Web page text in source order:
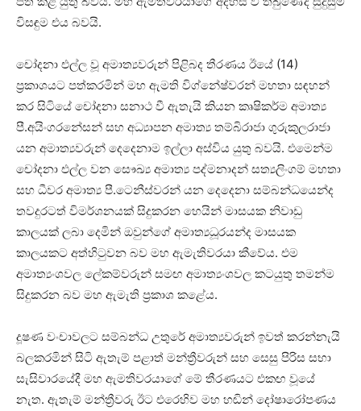
විසඳුම එය බවයි.
චෝදනා එල්ල වූ අමාත්‍යවරුන් පිළිබද තීරණය ඊයේ (14)
ප්‍රකාශයට පත්කරමින් මහ ඇමති විග්නේෂ්වරන් මහතා සඳහන්
කර සිටියේ චෝදනා සනාථ වී ඇතැයි කියන කෘෂිකර්ම අමාත්‍ය
පී.අයිංගරනේසන් සහ අධ්‍යාපන අමාත්‍ය තම්බිරාජා ගුරුකුලරාජා
යන අමාත්‍යවරුන් දෙදෙනාම ඉල්ලා අස්විය යුතු බවයි. එමෙන්ම
චෝදනා එල්ල වන සෞඛ්‍ය අමාත්‍ය පද්මනාදන් සත්‍යලිංගම් මහතා
සහ ධීවර අමාත්‍ය පී.ටෙනීස්වරන් යන දෙදෙනා සම්බන්ධයෙන්ද
තවදුරටත් විමර්ශනයක් සිදුකරන හෙයින් මාසයක නිවාඩු
කාලයක් ලබා දෙමින් ඔවුන්ගේ අමාත්‍යධූරයන්ද මාසයක
කාලයකට අත්හිටුවන බව මහ ඇමැතිවරයා කීවේය. එම
අමාත්‍යංශවල ලේකම්වරුන් සමඟ අමාත්‍යංශවල කටයුතු තමන්ම
සිදුකරන බව මහ ඇමැති ප්‍රකාශ කළේය.
දූෂණ වංචාවලට සම්බන්ධ උතුරේ අමාත්‍යවරුන් ඉවත් කරන්නැයි
බලකරමින් සිටි ඇතැම් පළාත් මන්ත්‍රීවරුන් සහ සෙසු පිරිස සභා
සැසිවාරයේදී මහ ඇමතිවරයාගේ මේ තීරණයට එකඟ වූයේ
නැත. ඇතැම් මන්ත්‍රීවරු ඊට එරෙහිව මහ හඬින් දෝෂාරෝපණය